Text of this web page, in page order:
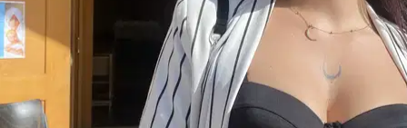
1.Alessia Ramieri